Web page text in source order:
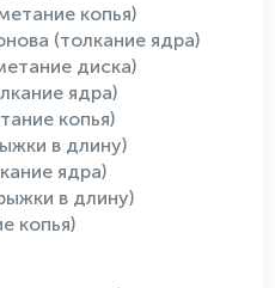
копья)
(толкание ядра)
диска)
ядра)
копья)
в длину)
ядра)
в длину)
копья)